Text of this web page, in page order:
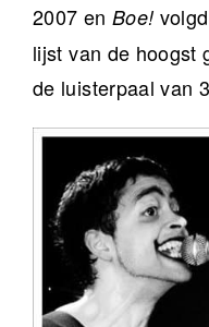
2007 en Boe!
lijst van de hoogst
de luisterpaal van